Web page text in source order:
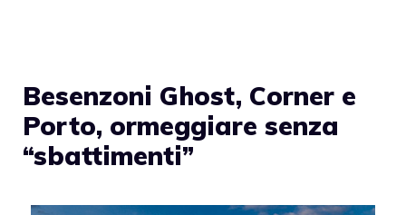
Besenzoni Ghost, Corner e
Porto, ormeggiare senza
“sbattimenti”